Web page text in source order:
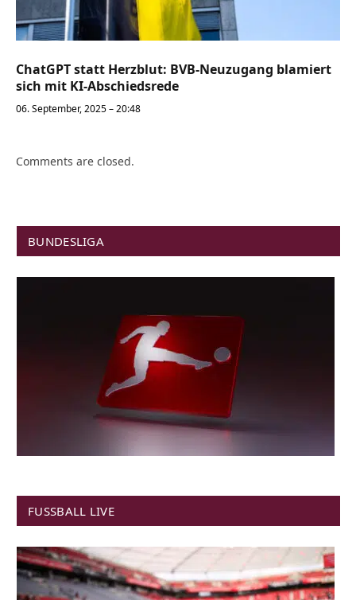
ChatGPT statt Herzblut: BVB-Neuzugang blamiert
sich mit KI-Abschiedsrede
06. September, 2025 – 20:48
Comments are closed.
BUNDESLIGA
FUSSBALL LIVE